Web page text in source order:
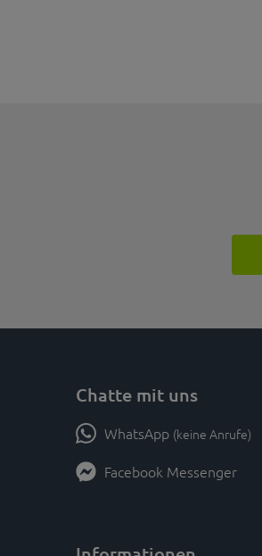
Chatte mit uns
WhatsApp (keine Anrufe)
Facebook Messenger